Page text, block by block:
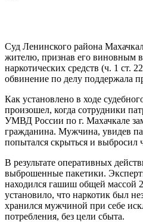
Суд Ленинского района
жителю, признав его виновным
наркотических средств (ч. 1 ст.
обвинение по делу поддержала
Как установлено в ходе
произошел, когда сотрудники
УМВД России по г. Махачкале
гражданина. Мужчина, увидев
попытался скрыться и выбросил
В результате оперативных
выброшенные пакетики.
находился гашиш общей массой
установило, что наркотик был
хранился мужчиной при себе
потребления, без цели сбыта.